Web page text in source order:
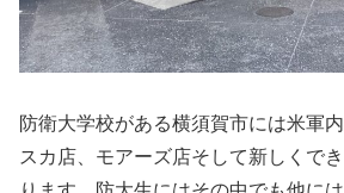
防衛大学校がある横須賀市には米軍
スカ店、モアーズ店そして新しくで